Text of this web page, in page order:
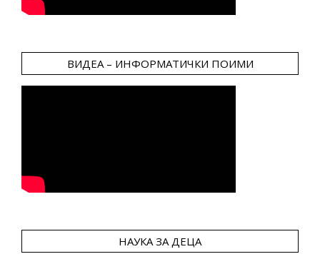
ВИДЕА – ИНФОРМАТИЧКИ ПОИМИ
НАУКА ЗА ДЕЦА